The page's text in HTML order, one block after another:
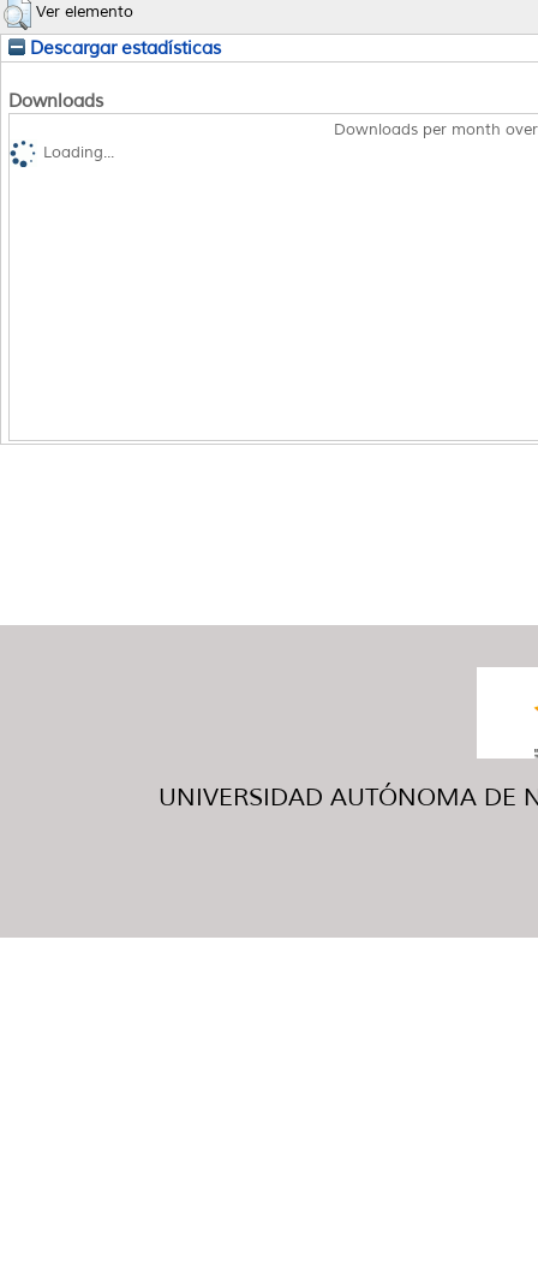
Ver elemento
Descargar estadísticas
Downloads
Downloads per month
Loading...
UNIVERSIDAD AUTÓNOMA DE